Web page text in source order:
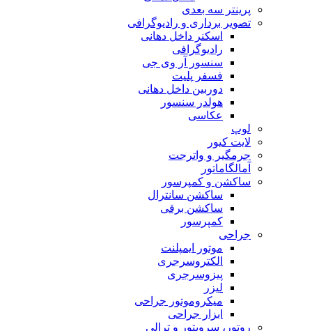
پرینتر سه بعدی
تصویر برداری و رادیوگرافی
اسکنر داخل دهانی
رادیوگرافی
سنسور آر وی جی
فسفر پلیت
دوربین داخل دهانی
هولدر سنسور
عکاسی
لوپ
لایت کیور
جرمگیر و واترجت
آمالگاماتور
ساکشن و کمپرسور
ساکشن سانترال
ساکشن برقی
کمپرسور
جراحی
موتور ایمپلنت
الکتروسرجری
پیزوسرجری
لیزر
میکروموتور جراحی
ابزار جراحی
روتور، سرویتور و ترالی